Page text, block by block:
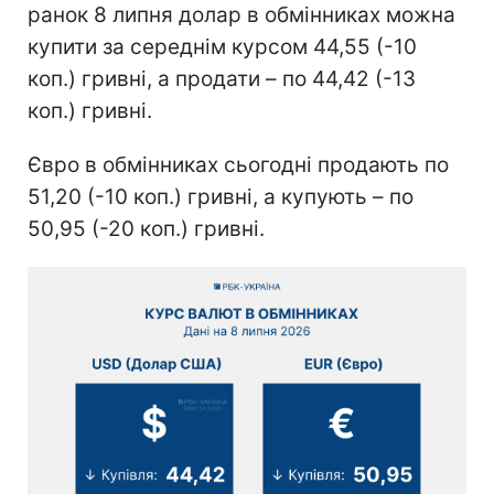
ранок 8 липня долар в обмінниках можна
купити за середнім курсом 44,55 (-10
коп.) гривні, а продати – по 44,42 (-13
коп.) гривні.
Євро в обмінниках сьогодні продають по
51,20 (-10 коп.) гривні, а купують – по
50,95 (-20 коп.) гривні.